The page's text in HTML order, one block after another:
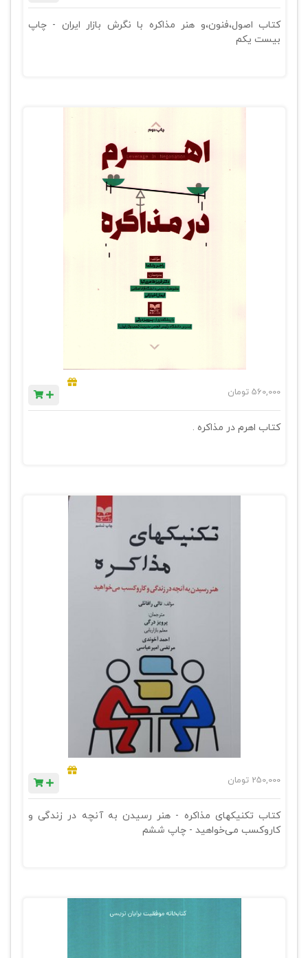
کتاب اصول،فنون،و هنر مذاکره با نگرش بازار ایران - چاپ
بیست یکم
560,000 تومان
کتاب اهرم در مذاکره .
250,000 تومان
کتاب تکنیکهای مذاکره - هنر رسیدن به آنچه در زندگی و
کاروکسب می‌خواهید - چاپ ششم